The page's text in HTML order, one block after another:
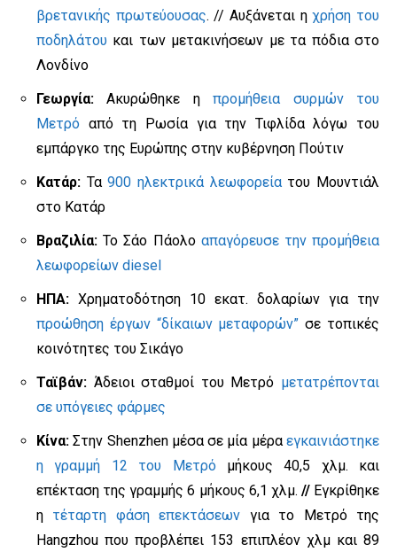
βρετανικής πρωτεύουσας. // Αυξάνεται ηχρήση του
ποδηλάτου και των μετακινήσεων με τα πόδια στο
Λονδίνο
Γεωργία: Ακυρώθηκε ηπρομήθεια συρμών του
Μετρό από τη Ρωσία για την Τιφλίδα λόγω του
εμπάργκο της Ευρώπης στην κυβέρνηση Πούτιν
Κατάρ: Τα900 ηλεκτρικά λεωφορείατου Μουντιάλ
στο Κατάρ
Βραζιλία: Το Σάο Πάολο απαγόρευσε την προμήθεια
λεωφορείων diesel
ΗΠΑ: Χρηματοδότηση 10 εκατ. δολαρίων για την
προώθηση έργων “δίκαιων μεταφορών” σε τοπικές
κοινότητες του Σικάγο
Ταϊβάν: Άδειοι σταθμοί του Μετρό μετατρέπονται
σε υπόγειες φάρμες
Κίνα: Στην Shenzhen μέσα σε μία μέραεγκαινιάστηκε
η γραμμή 12 του Μετρόμήκους 40,5 χλμ. και
επέκταση της γραμμής 6 μήκους 6,1 χλμ. //Εγκρίθηκε
η τέταρτη φάση επεκτάσεων για το Μετρό της
Hangzhou που προβλέπει 153 επιπλέον χλμ και 89